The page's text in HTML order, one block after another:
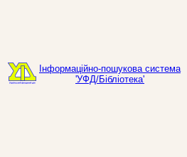
Інформаційно-пошукова система
'УФД/Бібліотека'